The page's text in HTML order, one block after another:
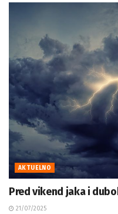
AKTUELNO
Pred vikend jaka i
21/07/2025